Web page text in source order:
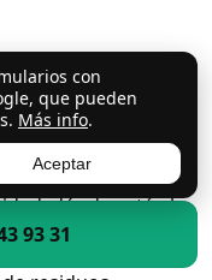
al final: prueba de
procede,
no se repita (por
en lugar de
lo razonable es
dónde está el
93 31
con
que pueden
Más info.
Aceptar